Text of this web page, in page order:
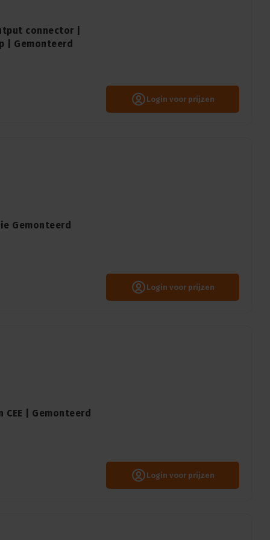
connector |
| Gemonteerd
Login voor prijzen
Gemonteerd
Login voor prijzen
CEE | Gemonteerd
Login voor prijzen